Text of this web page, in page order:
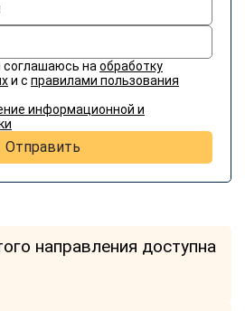
соглашаюсь на обработку
и с правилами пользования
информационной и
Отправить
направления доступна